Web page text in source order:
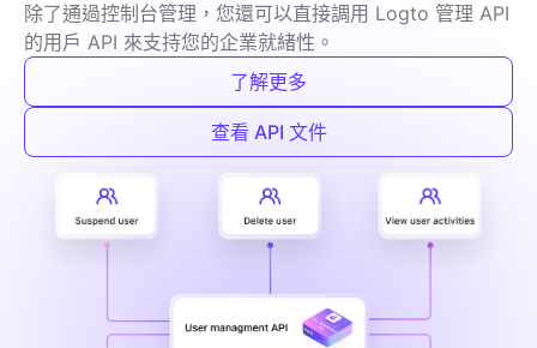
除了通過控制台管理，您還可以直接調用 Logto 管理 API
的用戶 API 來支持您的企業就緒性。
了解更多
查看 API 文件